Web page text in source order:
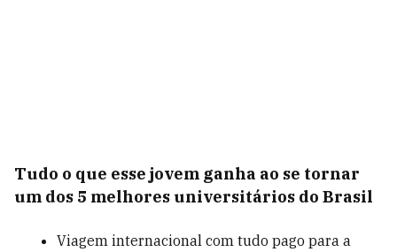
Tudo o que esse jovem ganha ao se tornar
um dos 5 melhores universitários do Brasil
Viagem internacional com tudo pago para a